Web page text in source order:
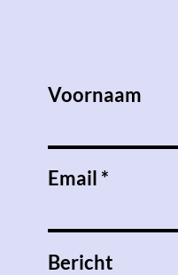
Voornaam
Email
Bericht